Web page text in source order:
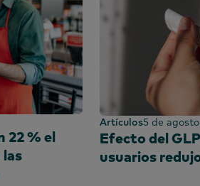
Brasil
Central
Dominicana
22 % el
las
Artículos5 de
Efecto del
usuarios